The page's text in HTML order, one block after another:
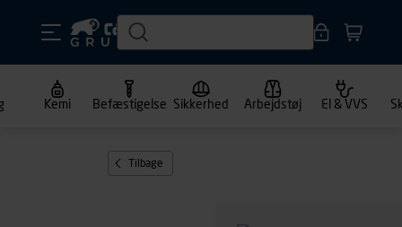
Kemi Befæstigelse Sikkerhed Arbejdstøj El & VVS
Tilbage